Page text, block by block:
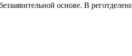
основе. В